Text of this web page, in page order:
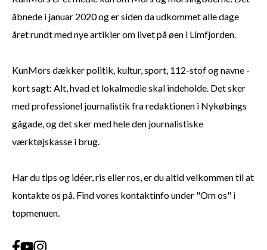
åbnede i januar 2020 og er siden da udkommet alle dage
året rundt med nye artikler om livet på øen i Limfjorden.
KunMors dækker politik, kultur, sport, 112-stof og navne -
kort sagt: Alt, hvad et lokalmedie skal indeholde. Det sker
med professionel journalistik fra redaktionen i Nykøbings
gågade, og det sker med hele den journalistiske
værktøjskasse i brug.
Har du tips og idéer, ris eller ros, er du altid velkommen til at
kontakte os på. Find vores kontaktinfo under "Om os" i
topmenuen.